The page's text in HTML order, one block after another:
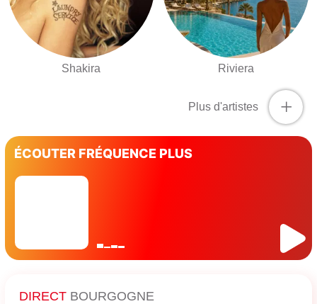
Shakira Riviera
+
Plus d'artistes
ÉCOUTER FRÉQUENCE PLUS
DIRECT BOURGOGNE